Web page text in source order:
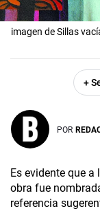
imagen de Sillas
+
POR
Es evidente que
obra fue
referencia